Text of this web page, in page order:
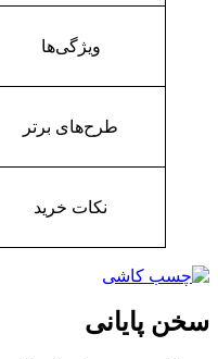
ویژگی‌ها
طرح‌های برتر
نکات خرید
سخن پایانی